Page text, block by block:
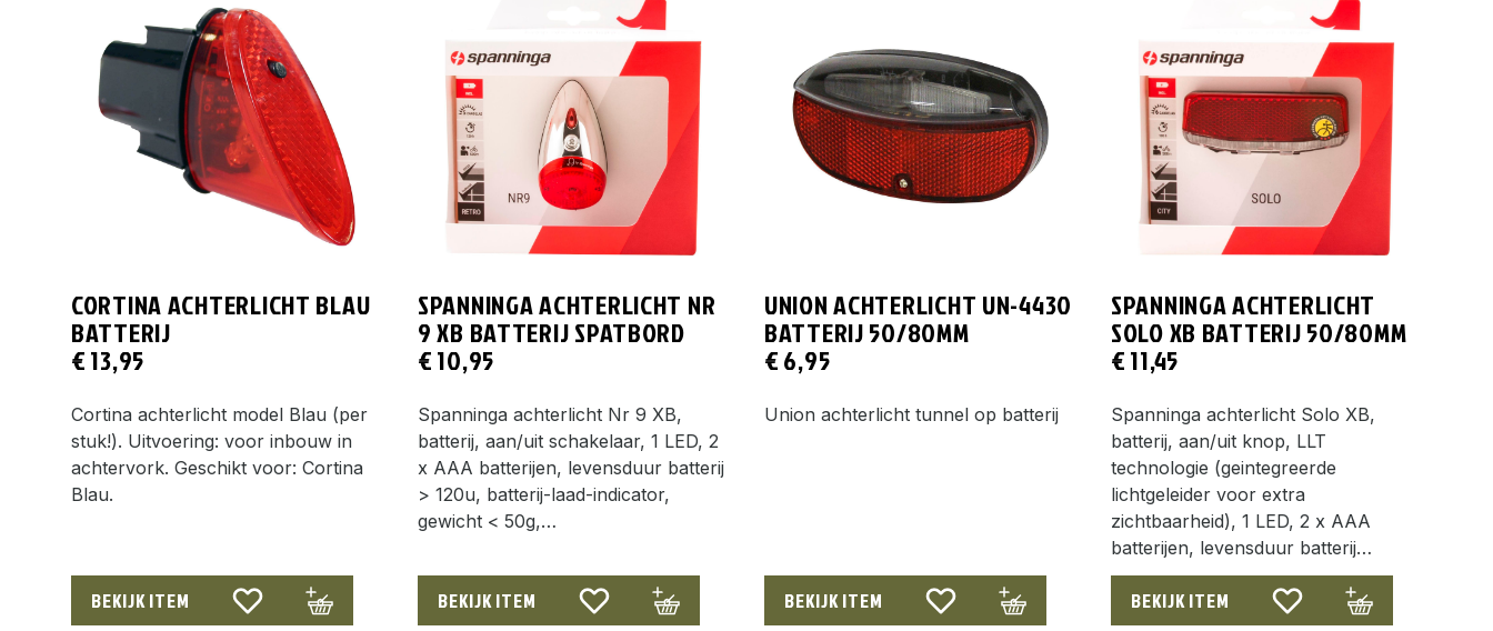
CORTINA ACHTERLICHT BLAU
BATTERIJ
€13,95
Cortina achterlicht model Blau (per
stuk!). Uitvoering: voor inbouw in
achtervork. Geschikt voor: Cortina
Blau.
BEKIJK ITEM
SPANNINGA ACHTERLICHT NR
9 XB BATTERIJ SPATBORD
€10,95
Spanninga achterlicht Nr 9 XB,
batterij, aan/uit schakelaar, 1 LED, 2
x AAA batterijen, levensduur batterij
> 120u, batterij-laad-indicator,
gewicht < 50g,…
BEKIJK ITEM
UNION ACHTERLICHT UN-4430
BATTERIJ 50/80MM
€6,95
Union achterlicht tunnel op batterij
BEKIJK ITEM
SPANNINGA ACHTERLICHT
SOLO XB BATTERIJ 50/80MM
€11,45
Spanninga achterlicht Solo XB,
batterij, aan/uit knop, LLT
technologie (geintegreerde
lichtgeleider voor extra
zichtbaarheid), 1 LED, 2 x AAA
batterijen, levensduur batterij…
BEKIJK ITEM